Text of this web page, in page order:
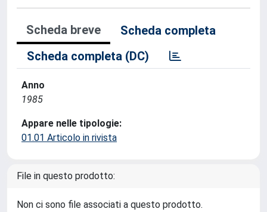
Scheda breve
Scheda completa
Scheda completa (DC)
Anno
1985
Appare nelle tipologie:
01.01 Articolo in rivista
File in questo prodotto:
Non ci sono file associati a questo prodotto.